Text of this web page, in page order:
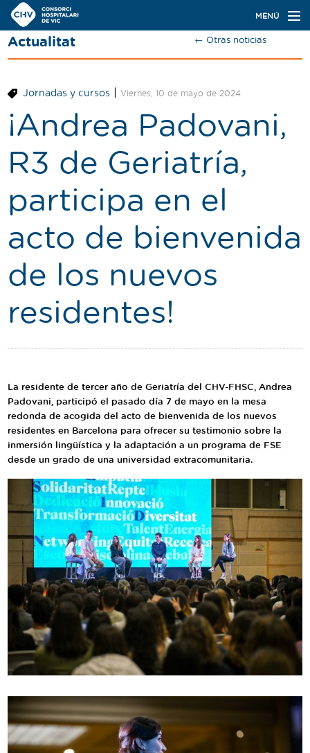
Navegación
principal
MENÚ
Actualidad
Oferta de plazas
Ser residente
Contacto
Buscador
Català Castellano
Traductor
Segueix-nos:
Actualitat ← Otras noticias
Jornadas y cursos| Viernes, 10 de mayo de 2024
¡Andrea Padovani,
R3 de Geriatría,
participa en el
acto de bienvenida
de los nuevos
residentes!
La residente de tercer año de Geriatría del CHV-FHSC, Andrea
Padovani, participó el pasado día 7 de mayo en la mesa
redonda de acogida del acto de bienvenida de los nuevos
residentes en Barcelona para ofrecer su testimonio sobre la
inmersión lingüística y la adaptación a un programa de FSE
desde un grado de una universidad extracomunitaria.